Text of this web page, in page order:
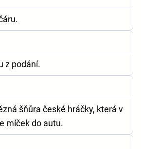
z podání.
šňůra české hráčky, která v
míček do autu.